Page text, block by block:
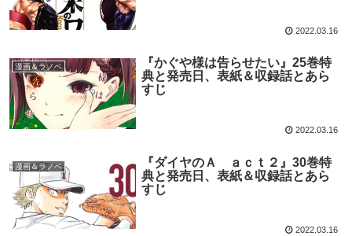
2022.03.16
漫画＆ラノベ
『かぐや様は告らせたい』25巻特
典と発売日、表紙＆収録話とあら
すじ
2022.03.16
漫画＆ラノベ
『ダイヤのＡ ａｃｔ２』30巻特
典と発売日、表紙＆収録話とあら
すじ
2022.03.16